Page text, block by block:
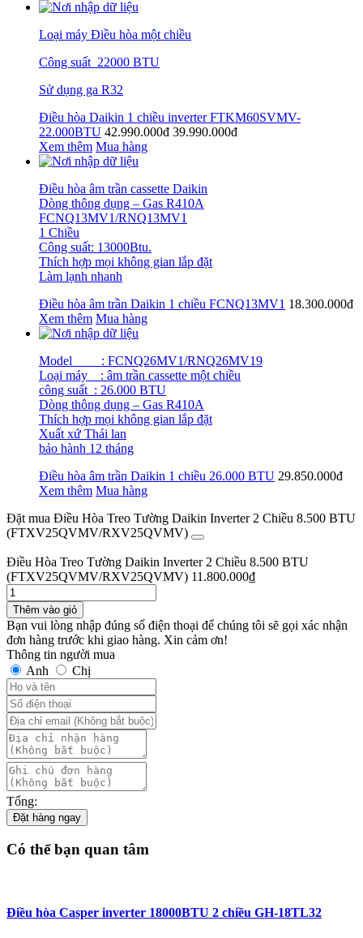
Loại máy Điều hòa một chiều
Công suất 22000 BTU
Sử dụng ga R32
Điều hòa Daikin 1 chiều inverter FTKM60SVMV-
22.000BTU 42.990.000đ 39.990.000đ
Xem thêm Mua hàng
Điều hòa âm trần cassette Daikin
Dòng thông dụng – Gas R410A
FCNQ13MV1/RNQ13MV1
1 Chiều
Công suất: 13000Btu.
Thích hợp mọi không gian lắp đặt
Làm lạnh nhanh
Điều hòa âm trần Daikin 1 chiều FCNQ13MV1 18.300.000đ
Xem thêm Mua hàng
Model : FCNQ26MV1/RNQ26MV19
Loại máy : âm trần cassette một chiều
công suất : 26.000 BTU
Dòng thông dụng – Gas R410A
Thích hợp mọi không gian lắp đặt
Xuất xứ Thái lan
bảo hành 12 tháng
Điều hòa âm trần Daikin 1 chiều 26.000 BTU 29.850.000đ
Xem thêm Mua hàng
Đặt mua Điều Hòa Treo Tường Daikin Inverter 2 Chiều 8.500 BTU
(FTXV25QVMV/RXV25QVMV)
Điều Hòa Treo Tường Daikin Inverter 2 Chiều 8.500 BTU
(FTXV25QVMV/RXV25QVMV) 11.800.000₫
Thêm vào giỏ
Bạn vui lòng nhập đúng số điện thoại để chúng tôi sẽ gọi xác nhận
đơn hàng trước khi giao hàng. Xin cảm ơn!
Thông tin người mua
Anh
Chị
Tổng:
Đặt hàng ngay
Có thể bạn quan tâm
Điều hòa Casper inverter 18000BTU 2 chiều GH-18TL32